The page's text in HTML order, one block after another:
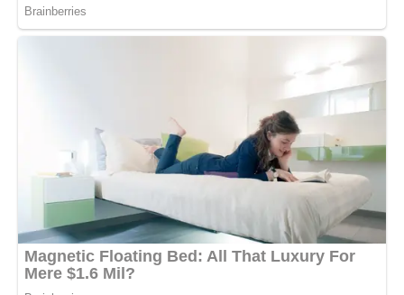
– З однією людиною. Його звуть Костя. Максим
запитання. В кафе він відразу пристав до Кості, який
уважно слухав його розповіді про життя в садку, про
сьогоднішню бійку і про круту машинку, яку приніс його
друг Владик.
Костя встигав і мені приділити увагу – я і сама не
помітила, як почала весело сміятися над його жартами …
Після цього вечора ми почали зустрічатися постійно. А
через два місяці Максим, попрощавшись з Костею після
прогулянки, притягнув мою голову до себе і прошепотів:
“Мам, цей Костя – він не хто попало. Він класний. Може